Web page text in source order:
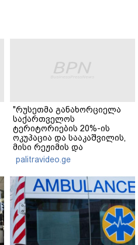
"რუსეთმა განახორციელა
საქართველოს
ტერიტორიების 20%-ის
ოკუპაცია და სააკაშვილის,
მისი რეჟიმის და
"ნაცმოძრაობის" ღალატი
ვერანაირად ვერ
გადაფარავს ამ
დანაშაულს" - ირაკლი
კობახიძე
palitravideo.ge